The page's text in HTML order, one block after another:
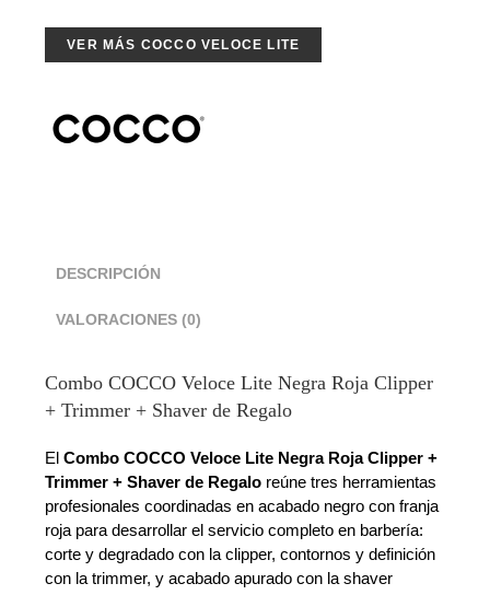
VER MÁS COCCO VELOCE LITE
DESCRIPCIÓN
VALORACIONES (0)
Combo COCCO Veloce Lite Negra Roja Clipper
+ Trimmer + Shaver de Regalo
ElCombo COCCO Veloce Lite Negra Roja Clipper +
Trimmer + Shaver de Regalo reúne tres herramientas
profesionales coordinadas en acabado negro con franja
roja para desarrollar el servicio completo en barbería:
corte y degradado con la clipper, contornos y definición
con la trimmer, y acabado apurado con la shaver